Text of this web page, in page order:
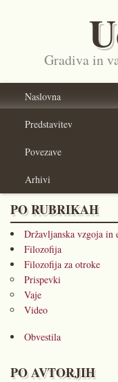
Gradiva in
Naslovna
Predstavitev
Povezave
Arhivi
PO RUBRIKAH
Državljanska vzgoja in
Filozofija
Filozofija za otroke
Prispevki
Vaje
Video
Obvestila
PO AVTORJIH